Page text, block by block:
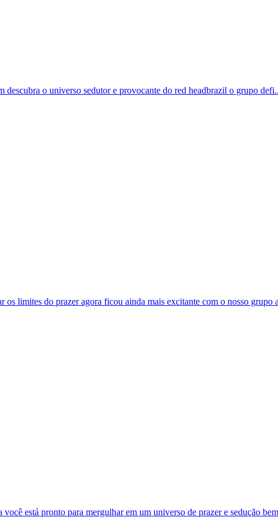
o universo sedutor e provocante do red headbrazil o grupo
os limites do prazer agora ficou ainda mais excitante com o nosso grupo
está pronto para mergulhar em um universo de prazer e sedução